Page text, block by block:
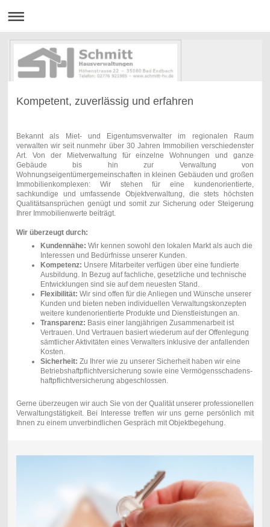
Kompetent, zuverlässig und erfahren
Bekannt als Miet- und Eigentumsverwalter im regionalen Raum
verwalten wir seit nunmehr über 30 Jahren Immobilien verschiedenster
Art. Von der Mietverwaltung für einzelne Wohnungen und ganze
Gebäude bis hin zur Verwaltung von
Wohnungseigentümergemeinschaften in kleinen Gebäuden und großen
Immobilienkomplexen: Wir stehen für eine kundenorientierte,
sachkundige und umfassende Objektverwaltung, die stets höchsten
Qualitätsansprüchen genügt und somit zur Sicherung oder Steigerung
Ihrer Immobilienwerte beiträgt.
Wir überzeugt durch:
Kundennähe: Wir kennen sowohl den lokalen Markt als auch die
Interessen und Bedürfnisse unserer Kunden.
Kompetenz: Unsere Mitarbeiter verfügen über eine fundierte
Ausbildung. In Bezug auf fachliche, gesetzliche und technische
Entwicklungen sind sie auf dem neuesten Stand.
Flexibilität: Wir sind offen für die Anliegen und Wünsche unserer
Kunden und bieten neben individuellen Verwaltungskonzepten
weitere kundenorientierte Produkte und Dienstleistungen an.
Transparenz: Basis einer langjährigen Zusammenarbeit ist
Vertrauen. Und Vertrauen basiert wiederum auf der Offenlegung
sämtlicher Aktivitäten eines Verwalters inklusive der anfallenden
Kosten.
Sicherheit: Zu Ihrer wie zu unserer Sicherheit haben wir eine
Betriebshaftpflichtversicherung sowie eine Vermögensschadens-
haftpflichtversicherung abgeschlossen.
Gerne überzeugen wir auch Sie von der Qualität unserer professionellen
Verwaltungstätigkeit. Bei Interesse treffen wir uns gerne persönlich mit
Ihnen zu einem unverbindlichen Gespräch mit Objektbegehung.